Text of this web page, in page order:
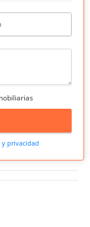
privacidad